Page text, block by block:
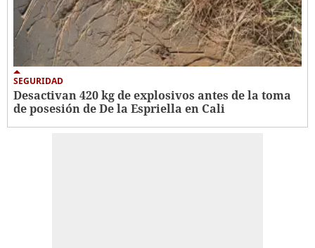
SEGURIDAD
Desactivan 420 kg de explosivos antes de la toma
de posesión de De la Espriella en Cali